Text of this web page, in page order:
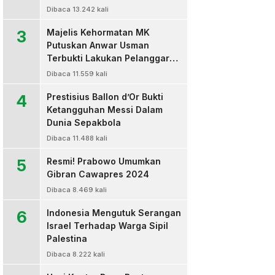
Dibaca 13.242 kali
3
Majelis Kehormatan MK
Putuskan Anwar Usman
Terbukti Lakukan Pelanggaran
Berat Kode Etik dan
Dibaca 11.559 kali
4
Prestisius Ballon d’Or Bukti
Ketangguhan Messi Dalam
Dunia Sepakbola
Dibaca 11.488 kali
5
Resmi! Prabowo Umumkan
Gibran Cawapres 2024
Dibaca 8.469 kali
6
Indonesia Mengutuk Serangan
Israel Terhadap Warga Sipil
Palestina
Dibaca 8.222 kali